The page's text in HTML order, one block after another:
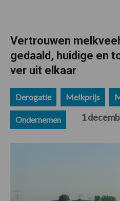
Vertrouwen
gedaald, huidige en
ver uit elkaar
Derogatie Melkprijs
Ondernemen 1